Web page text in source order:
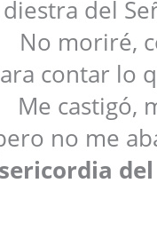
diestra del
No moriré,
contar lo
Me castigó,
no me